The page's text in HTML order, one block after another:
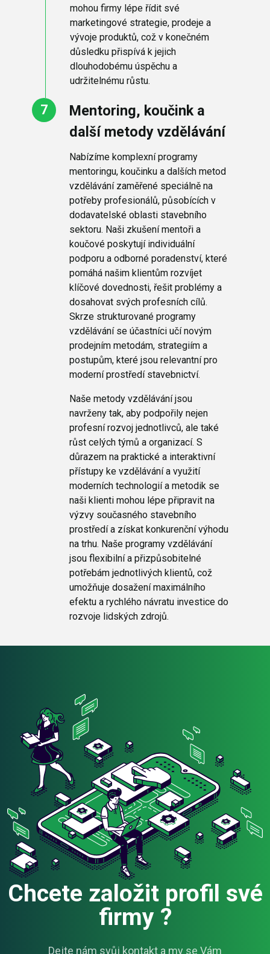
mohou firmy lépe řídit své
marketingové strategie, prodeje a
vývoje produktů, což v konečném
důsledku přispívá k jejich
dlouhodobému úspěchu a
udržitelnému růstu.
Mentoring, koučink a
další metody vzdělávání
Nabízíme komplexní programy
mentoringu, koučinku a dalších metod
vzdělávání zaměřené speciálně na
potřeby profesionálů, působících v
dodavatelské oblasti stavebního
sektoru. Naši zkušení mentoři a
koučové poskytují individuální
podporu a odborné poradenství, které
pomáhá našim klientům rozvíjet
klíčové dovednosti, řešit problémy a
dosahovat svých profesních cílů.
Skrze strukturované programy
vzdělávání se účastníci učí novým
prodejním metodám, strategiím a
postupům, které jsou relevantní pro
moderní prostředí stavebnictví.
Naše metody vzdělávání jsou
navrženy tak, aby podpořily nejen
profesní rozvoj jednotlivců, ale také
růst celých týmů a organizací. S
důrazem na praktické a interaktivní
přístupy ke vzdělávání a využití
moderních technologií a metodik se
naši klienti mohou lépe připravit na
výzvy současného stavebního
prostředí a získat konkurenční výhodu
na trhu. Naše programy vzdělávání
jsou flexibilní a přizpůsobitelné
potřebám jednotlivých klientů, což
umožňuje dosažení maximálního
efektu a rychlého návratu investice do
rozvoje lidských zdrojů.
Chcete založit profil své
firmy ?
Dejte nám svůj kontakt a my se Vám